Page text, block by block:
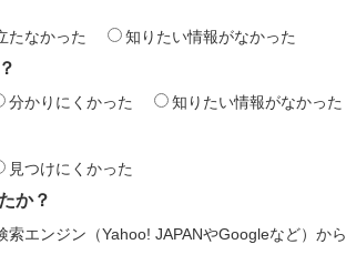
たなかった 知りたい情報がなかった
分かりにくかった 知りたい情報がなかった
見つけにくかった
か？
索エンジン（Yahoo! JAPANやGoogleなど）から